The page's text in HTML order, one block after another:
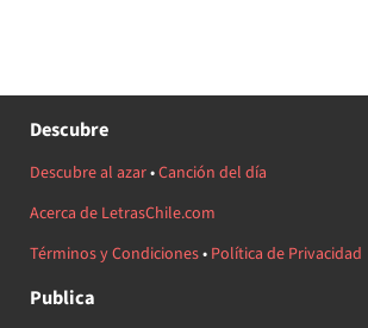
Descubre
Descubre al azar•Canción del día
Acerca de LetrasChile.com
Términos y Condiciones• Política de Privacidad
Publica